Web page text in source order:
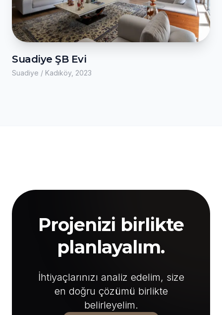
Suadiye ŞB Evi
Suadiye / Kadıköy, 2023
Projenizi birlikte
planlayalım.
İhtiyaçlarınızı analiz edelim, size
en doğru çözümü birlikte
belirleyelim.